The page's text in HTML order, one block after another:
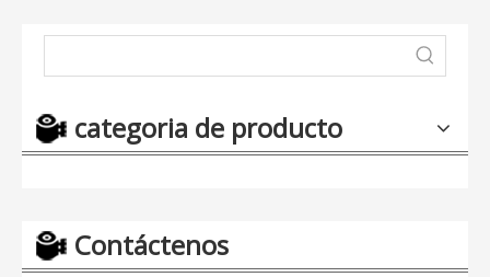
categoria de producto
Contáctenos